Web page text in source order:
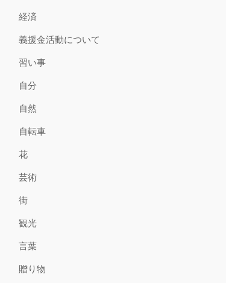
経済
義援金活動について
習い事
自分
自然
自転車
花
芸術
街
観光
言葉
贈り物